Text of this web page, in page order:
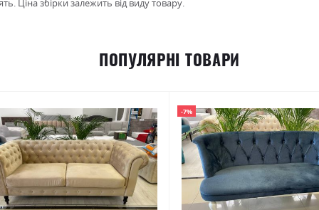
Ціна збірки залежить від виду товару.
ПОПУЛЯРНІ ТОВАРИ
-7%